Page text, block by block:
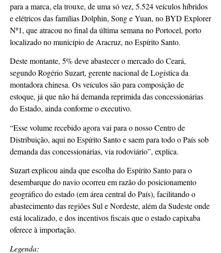
para a marca, ela trouxe, de uma só vez, 5.524 veículos híbridos
e elétricos das famílias Dolphin, Song e Yuan, no BYD Explorer
Nº1, que atracou no final da última semana no Portocel, porto
localizado no município de Aracruz, no Espírito Santo.
Deste montante, 5% deve abastecer o mercado do Ceará,
segundo Rogério Suzart, gerente nacional de Logística da
montadora chinesa. Os veículos são para composição de
estoque, já que não há demanda reprimida das concessionárias
do Estado, ainda conforme o executivo.
“Esse volume recebido agora vai para o nosso Centro de
Distribuição, aqui no Espírito Santo e saem para todo o País sob
demanda das concessionárias, via rodoviário”, explica.
Suzart explicou ainda que escolha do Espírito Santo para o
desembarque do navio ocorreu em razão do posicionamento
geográfico do estado (em área central do País), facilitando o
abastecimento das regiões Sul e Nordeste, além da Sudeste onde
está localizado, e dos incentivos fiscais que o estado capixaba
oferece à importação.
Legenda: